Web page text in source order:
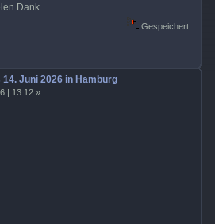
Dank.
Gespeichert
14. Juni 2026 in Hamburg
| 13:12 »